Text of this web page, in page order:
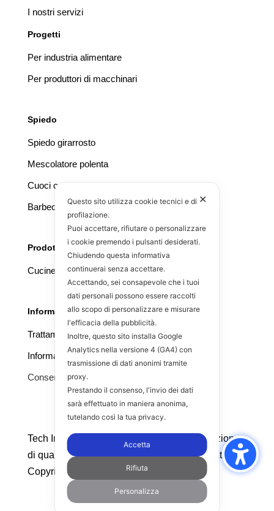
I nostri servizi
Progetti
Per industria alimentare
Per produttori di macchinari
Spiedo
Spiedo girarrosto
Mescolatore polenta
Cuoci castagne
Barbecue
Prodotti speciali
Cucine da esterno
Informative
Trattamento dati
Informativa Cookies
Consenso
Tech Inox srl - Tutti i diritti riservati - Riproduzione
di qualsiasi elemento grafico o testuale vietata -
Copyright 2026
✕
Questo sito utilizza cookie tecnici e di
profilazione.
Puoi accettare, rifiutare o personalizzare
i cookie premendo i pulsanti desiderati.
Chiudendo questa informativa
continuerai senza accettare.
Accettando, sei consapevole che i tuoi
dati personali possono essere raccolti
allo scopo di personalizzare e misurare
l'efficacia della pubblicità.
Inoltre, questo sito installa Google
Analytics nella versione 4 (GA4) con
trasmissione di dati anonimi tramite
proxy.
Prestando il consenso, l'invio dei dati
sarà effettuato in maniera anonima,
tutelando così la tua privacy.
Accetta
Rifiuta
Personalizza